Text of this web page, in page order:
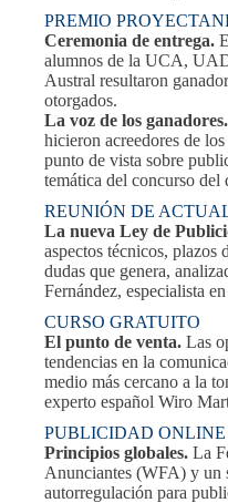
PREMIO
Ceremonia de entrega.
alumnos de la UCA,
Austral resultaron
otorgados.
La voz de los ganadores.
hicieron acreedores de
punto de vista sobre
temática del concurso del
REUNIÓN DE
La nueva Ley de
aspectos técnicos, plazos
dudas que genera,
Fernández, especialista
CURSO GRATUITO
El punto de venta. Las
tendencias en la
medio más cercano a la
experto español Wiro
PUBLICIDAD
Principios globales. La
Anunciantes (WFA) y un
autorregulación para